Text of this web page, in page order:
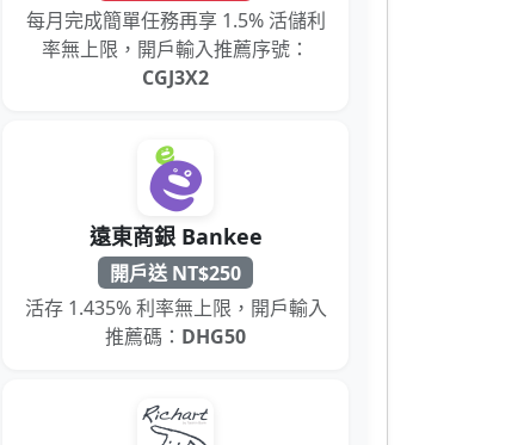
每月完成簡單任務再享 1.5% 活儲利
率無上限，開戶輸入推薦序號：
CGJ3X2
遠東商銀 Bankee
開戶送 NT$250
活存 1.435% 利率無上限，開戶輸入
推薦碼： DHG50